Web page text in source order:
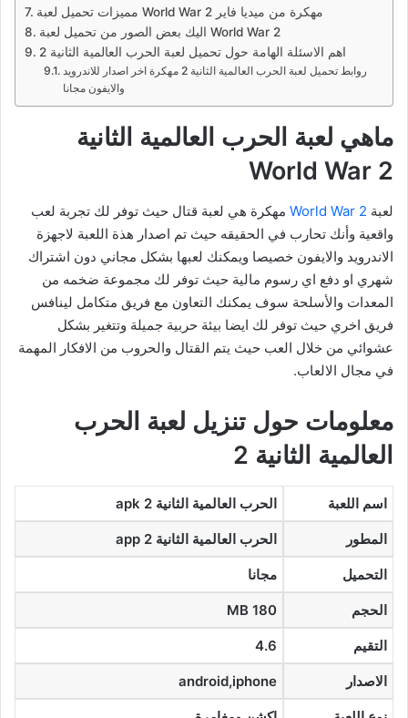
مميزات تحميل لعبة World War 2 مهكرة من ميديا فاير
اليك بعض الصور من تحميل لعبة World War 2
اهم الاسئلة الهامة حول تحميل لعبة الحرب العالمية الثانية 2
روابط تحميل لعبة الحرب العالمية الثانية 2 مهكرة اخر اصدار للاندرويد
والايفون مجانا
ماهي لعبة الحرب العالمية الثانية
World War 2
لعبة World War 2 مهكرة هي لعبة قتال حيث توفر لك تجربة لعب
واقعية وأنك تحارب في الحقيقه حيث تم اصدار هذة اللعبة لاجهزة
الاندرويد والايفون خصيصا ويمكنك لعبها بشكل مجاني دون اشتراك
شهري او دفع اي رسوم مالية حيث توفر لك مجموعة ضخمه من
المعدات والأسلحة سوف يمكنك التعاون مع فريق متكامل لينافس
فريق اخري حيث توفر لك ايضا بيئة حربية جميلة وتتغير بشكل
عشوائي من خلال العب حيث يتم القتال والحروب من الافكار المهمة
في مجال الالعاب.
معلومات حول تنزيل لعبة الحرب
العالمية الثانية 2
اسم اللعبة الحرب العالمية الثانية 2 apk
المطور الحرب العالمية الثانية 2 app
التحميل مجانا
الحجم MB 180
التقيم 4.6
الاصدار android,iphone